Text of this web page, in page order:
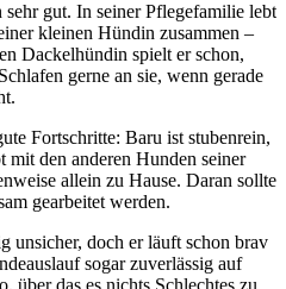
gut. In seiner Pflegefamilie lebt
kleinen Hündin zusammen –
Dackelhündin spielt er schon,
gerne an sie, wenn gerade
Fortschritte: Baru ist stubenrein,
den anderen Hunden seiner
allein zu Hause. Daran sollte
gearbeitet werden.
unsicher, doch er läuft schon brav
sogar zuverlässig auf